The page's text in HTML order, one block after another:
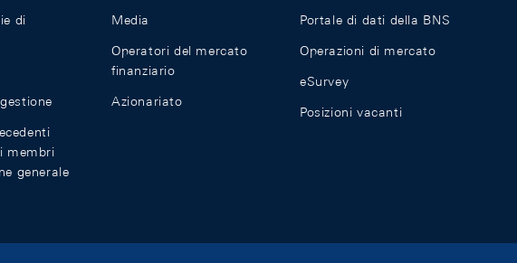
di
membri
generale
Media
Operatori del mercato
finanziario
Azionariato
Portale di dati della BNS
Operazioni di mercato
eSurvey
Posizioni vacanti